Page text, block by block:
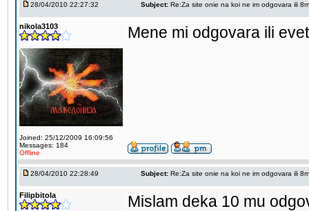
28/04/2010 22:27:32 Subject: Re:Za site onie na koi ne im odgovara ili
nikola3103
Joined: 25/12/2009 16:09:56
Messages: 184
Offline
Mene mi odgovara ili
28/04/2010 22:28:49 Subject: Re:Za site onie na koi ne im odgovara ili
Filipbitola Mislam deka 10 mu